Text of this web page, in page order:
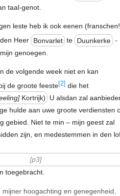
taal-genot.
leste heb ik ook eenen
Heer Bonvarlet te Duunkerke -
genoegen.
de volgende week niet en kan
de groote feeste[2] die het
Kortrijk)
U alsdan zal
hulde aan uwe groote verdiensten
gebied. Niet te min – mijn geest zal
zijn, en medestemmen in den
p3
toegebracht.
mijner hoogachting en genegenheid,